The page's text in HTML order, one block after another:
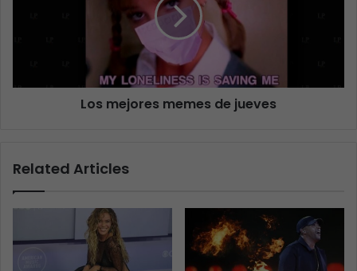
Los mejores memes de jueves
Related Articles